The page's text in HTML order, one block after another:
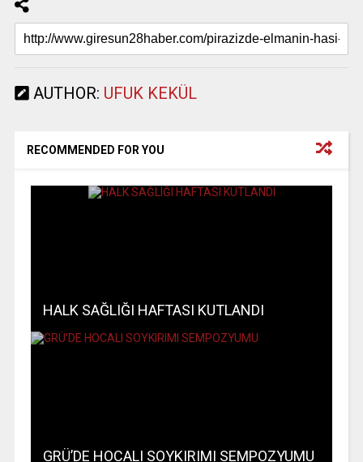
AUTHOR: UFUK KEKÜL
RECOMMENDED FOR YOU
HALK SAĞLIĞI HAFTASI KUTLANDI
GRÜ’DE HOCALI SOYKIRIMI SEMPOZYUMU